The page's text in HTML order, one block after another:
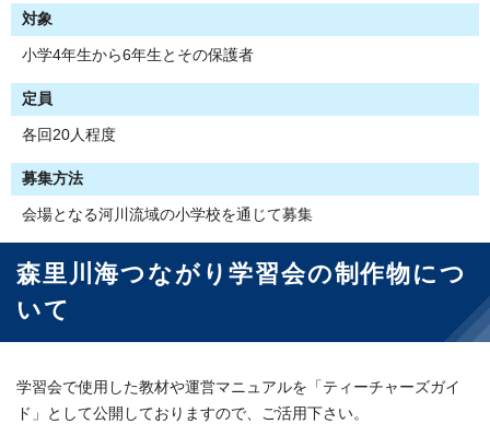
対象
小学4年生から6年生とその保護者
定員
各回20人程度
募集方法
会場となる河川流域の小学校を通じて募集
森里川海つながり学習会の制作物につ
いて
学習会で使用した教材や運営マニュアルを「ティーチャーズガイ
ド」として公開しておりますので、ご活用下さい。